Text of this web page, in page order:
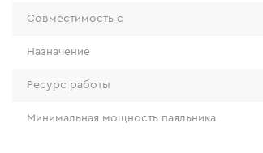
Совместимость с
Назначение
Ресурс работы
Минимальная мощность паяльника